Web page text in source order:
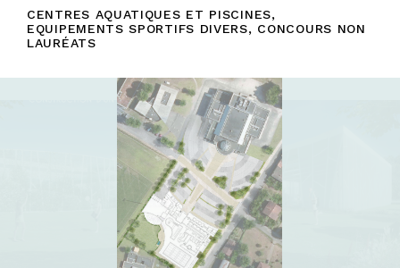
ATELIER
DE
PAYSAGE
À
CENTRES AQUATIQUES ET PISCINES,
EQUIPEMENTS SPORTIFS DIVERS, CONCOURS NON
LAURÉATS